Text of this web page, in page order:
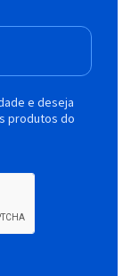
e deseja
produtos do